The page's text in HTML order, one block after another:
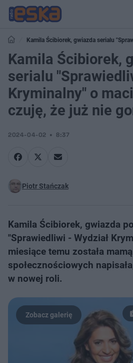
Kamila Ścibiorek, gwiazda serialu
macierzyństwie: czuję, że już nie gonię
Kamila Ścibiorek,
serialu
Kryminalny" o
czuję, że już nie
2024-04-02 8:37
Piotr Stańczak
Kamila Ścibiorek, gwiazda
"Sprawiedliwi - Wydział
miesiące temu została
społecznościowych
w nowej roli.